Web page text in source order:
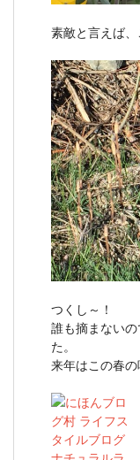
素敵と言えば、
つくし～！
誰も摘まない
た。
来年はこの春